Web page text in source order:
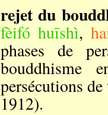
rejet du
fèifó huīshì,
phases de
bouddhisme
persécutions
1912).